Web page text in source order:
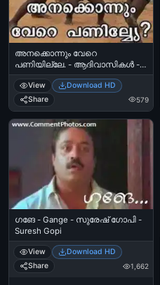
അനക്കൊന്നും വേറെ
പണിയില്ലേ. - ആദിവാസികള്‍ -
Anakkonnum Vere Paniyille -
Adhivasi Tribes
View
Download HD
Share
579
ഗങേ - Gange - സുരേഷ് ഗോപി -
Suresh Gopi
View
Download HD
Share
1,662